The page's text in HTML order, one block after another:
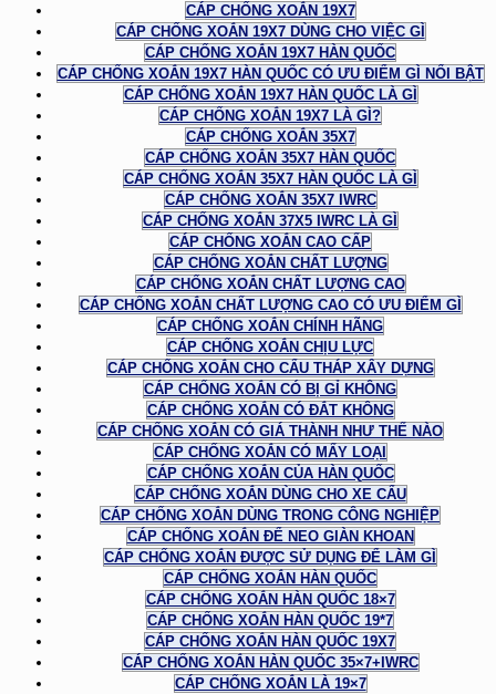
CÁP CHỐNG XOẮN 19X7
CÁP CHỐNG XOẮN 19X7 DÙNG CHO VIỆC GÌ
CÁP CHỐNG XOẮN 19X7 HÀN QUỐC
CÁP CHỐNG XOẮN 19X7 HÀN QUỐC CÓ ƯU ĐIỂM GÌ NỔI BẬT
CÁP CHỐNG XOẮN 19X7 HÀN QUỐC LÀ GÌ
CÁP CHỐNG XOẮN 19X7 LÀ GÌ?
CÁP CHỐNG XOẮN 35X7
CÁP CHỐNG XOẮN 35X7 HÀN QUỐC
CÁP CHỐNG XOẮN 35X7 HÀN QUỐC LÀ GÌ
CÁP CHỐNG XOẮN 35X7 IWRC
CÁP CHỐNG XOẮN 37X5 IWRC LÀ GÌ
CÁP CHỐNG XOẮN CAO CẤP
CÁP CHỐNG XOẮN CHẤT LƯỢNG
CÁP CHỐNG XOẮN CHẤT LƯỢNG CAO
CÁP CHỐNG XOẮN CHẤT LƯỢNG CAO CÓ ƯU ĐIỂM GÌ
CÁP CHỐNG XOẮN CHÍNH HÃNG
CÁP CHỐNG XOẮN CHỊU LỰC
CÁP CHỐNG XOẮN CHO CẨU THÁP XÂY DỰNG
CÁP CHỐNG XOẮN CÓ BỊ GỈ KHÔNG
CÁP CHỐNG XOẮN CÓ ĐẮT KHÔNG
CÁP CHỐNG XOẮN CÓ GIÁ THÀNH NHƯ THẾ NÀO
CÁP CHỐNG XOẮN CÓ MẤY LOẠI
CÁP CHỐNG XOẮN CỦA HÀN QUỐC
CÁP CHỐNG XOẮN DÙNG CHO XE CẨU
CÁP CHỐNG XOẮN DÙNG TRONG CÔNG NGHIỆP
CÁP CHỐNG XOẮN ĐỂ NEO GIÀN KHOAN
CÁP CHỐNG XOẮN ĐƯỢC SỬ DỤNG ĐỂ LÀM GÌ
CÁP CHỐNG XOẮN HÀN QUỐC
CÁP CHỐNG XOẮN HÀN QUỐC 18×7
CÁP CHỐNG XOẮN HÀN QUỐC 19*7
CÁP CHỐNG XOẮN HÀN QUỐC 19X7
CÁP CHỐNG XOẮN HÀN QUỐC 35×7+IWRC
CÁP CHỐNG XOẮN LÀ 19×7